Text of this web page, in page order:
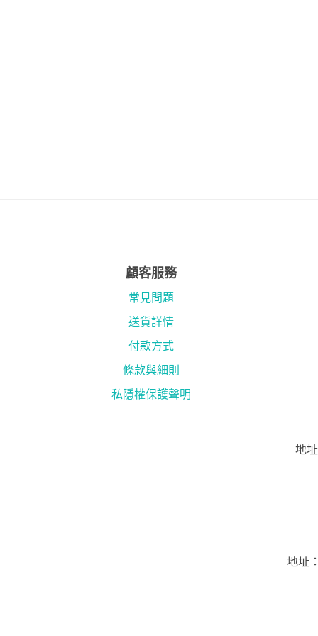
顧客服務
常見問題
送貨詳情
付款方式
條款與細則
私隱權保護聲明
地
地址